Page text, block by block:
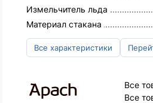
Измельчитель льда
Материал стакана
Все характеристики
Все
Все